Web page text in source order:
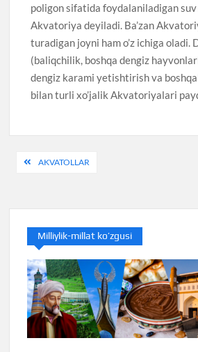
poligon sifatida foydalaniladigan
Akvatoriya deyiladi. Ba’zan
turadigan joyni ham o’z ichiga oladi.
(baliqchilik, boshqa dengiz
dengiz karami yetishtirish va
bilan turli xo’jalik Akvatoriyalari
PostAKVATOLLAR
Milliylik-millat ko’zgusi